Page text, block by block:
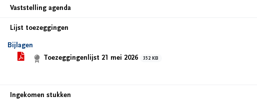
Vaststelling agenda
Lijst toezeggingen
Bijlagen
Toezeggingenlijst 21 mei 2026
352 KB
Ingekomen stukken